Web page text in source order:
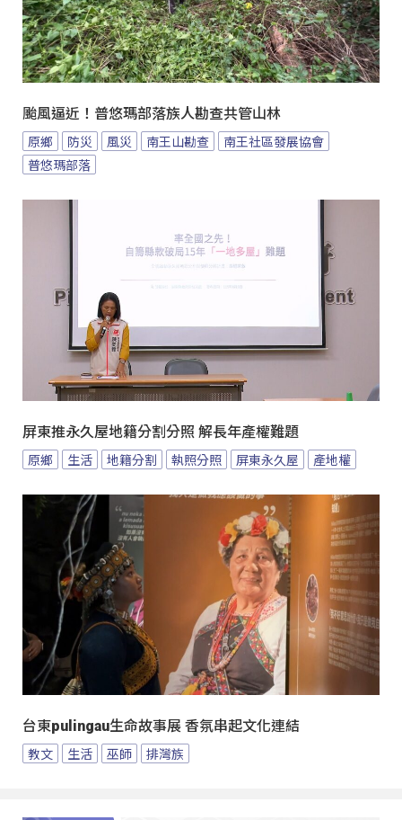
颱風逼近！普悠瑪部落族人勘查共管山林
原鄉 防災 風災 南王山勘查
南王社區發展協會
普悠瑪部落
屏東推永久屋地籍分割分照 解長年產權難題
原鄉 生活 地籍分割 執照分照 屏東永久屋 產地權
台東pulingau生命故事展 香氛串起文化連結
教文 生活 巫師 排灣族